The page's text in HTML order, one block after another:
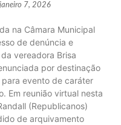
janeiro 7, 2026
na Câmara Municipal
de denúncia e
vereadora Brisa
por destinação
evento de caráter
Em reunião virtual nesta
(Republicanos)
de arquivamento